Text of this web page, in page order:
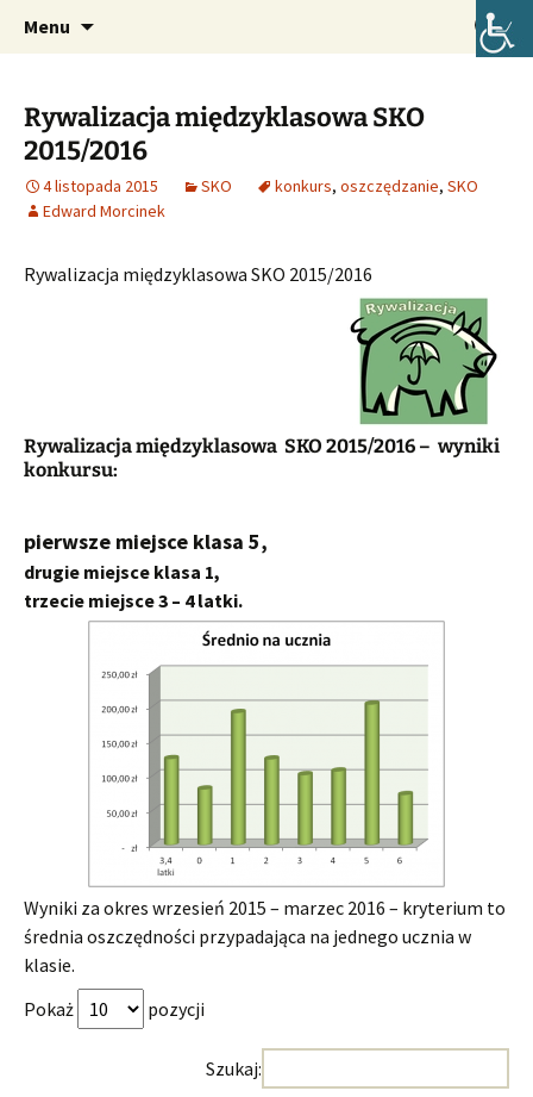
Szkoła Podstawowa im. Józefa
Lompy w Lubszy
Oficjalna strona internetowa szkoły.
Menu Szukaj:
Rywalizacja międzyklasowa SKO
2015/2016
4 listopada 2015 SKO konkurs, oszczędzanie, SKO
Edward Morcinek
Rywalizacja międzyklasowa SKO 2015/2016
Rywalizacja międzyklasowa SKO 2015/2016 – wyniki
konkursu:
pierwsze miejsce klasa 5,
drugie miejsce klasa 1,
trzecie miejsce 3 – 4 latki.
Wyniki za okres wrzesień 2015 – marzec 2016 – kryterium to
średnia oszczędności przypadająca na jednego ucznia w
klasie.
Pokaż
pozycji
Szukaj: